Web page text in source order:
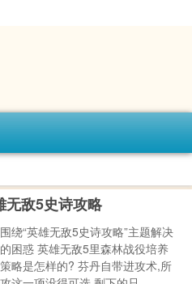
无敌5史诗攻略
绕“英雄无敌5史诗攻略”主题解决
困惑 英雄无敌5里森林战役培养
略是怎样的? 芬丹自带进攻术,所